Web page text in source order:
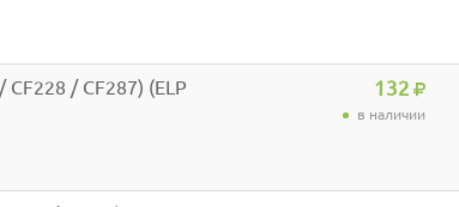
/ CF287) (ELP
132
в наличии